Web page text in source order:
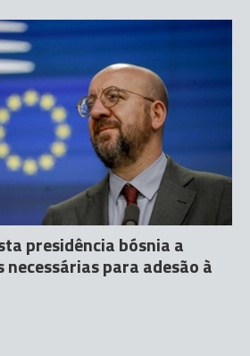
presidência bósnia a
para adesão à